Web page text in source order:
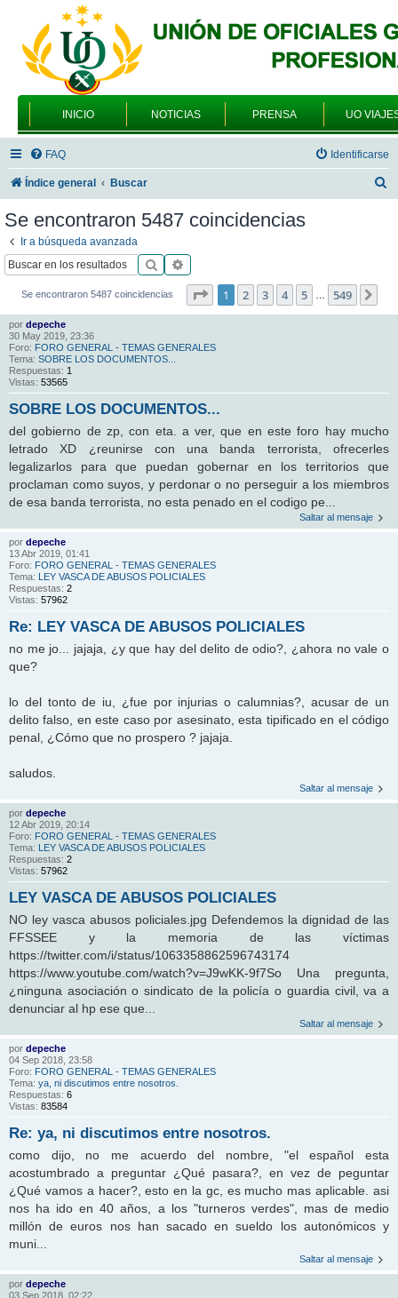
INICIO NOTICIAS PRENSA UO
FAQ Identificarse
Índice general Buscar
Se encontraron 5487 coincidencias
Ir a búsqueda avanzada
Buscar
Se encontraron 5487 coincidencias Página de 549
1 2 3 4 5 … 549
por depeche
30 May 2019, 23:36
Foro: FORO GENERAL - TEMAS GENERALES
Tema: SOBRE LOS DOCUMENTOS...
Respuestas: 1
Vistas: 53565
SOBRE LOS DOCUMENTOS...
del gobierno de zp, con eta. a ver, que en este foro hay mucho
letrado XD ¿reunirse con una banda terrorista, ofrecerles
legalizarlos para que puedan gobernar en los territorios que
proclaman como suyos, y perdonar o no perseguir a los miembros
de esa banda terrorista, no esta penado en el codigo pe...
Saltar al mensaje
por depeche
13 Abr 2019, 01:41
Foro: FORO GENERAL - TEMAS GENERALES
Tema:
LEY VASCA DE ABUSOS POLICIALES
Respuestas: 2
Vistas: 57962
Re: LEY VASCA DE ABUSOS POLICIALES
no me jo... jajaja, ¿y que hay del delito de odio?, ¿ahora no vale o
que?
lo del tonto de iu, ¿fue por injurias o calumnias?, acusar de un
delito falso, en este caso por asesinato, esta tipificado en el código
penal, ¿Cómo que no prospero ? jajaja.
saludos.
Saltar al mensaje
por depeche
12 Abr 2019, 20:14
Foro: FORO GENERAL - TEMAS GENERALES
Tema:
LEY VASCA DE ABUSOS POLICIALES
Respuestas: 2
Vistas: 57962
LEY VASCA DE ABUSOS POLICIALES
NO ley vasca abusos policiales.jpg Defendemos la dignidad de las
FFSSEE y la memoria de las víctimas
https://twitter.com/i/status/1063358862596743174
https://www.youtube.com/watch?v=J9wKK-9f7So Una pregunta,
¿ninguna asociación o sindicato de la policía o guardia civil, va a
denunciar al hp ese que...
Saltar al mensaje
por depeche
04 Sep 2018, 23:58
Foro: FORO GENERAL - TEMAS GENERALES
Tema: ya, ni discutimos entre nosotros.
Respuestas: 6
Vistas: 83584
Re: ya, ni discutimos entre nosotros.
como dijo, no me acuerdo del nombre, "el español esta
acostumbrado a preguntar ¿Qué pasara?, en vez de peguntar
¿Qué vamos a hacer?, esto en la gc, es mucho mas aplicable. asi
nos ha ido en 40 años, a los "turneros verdes", mas de medio
millón de euros nos han sacado en sueldo los autonómicos y
muni...
Saltar al mensaje
por depeche
03 Sep 2018, 02:22